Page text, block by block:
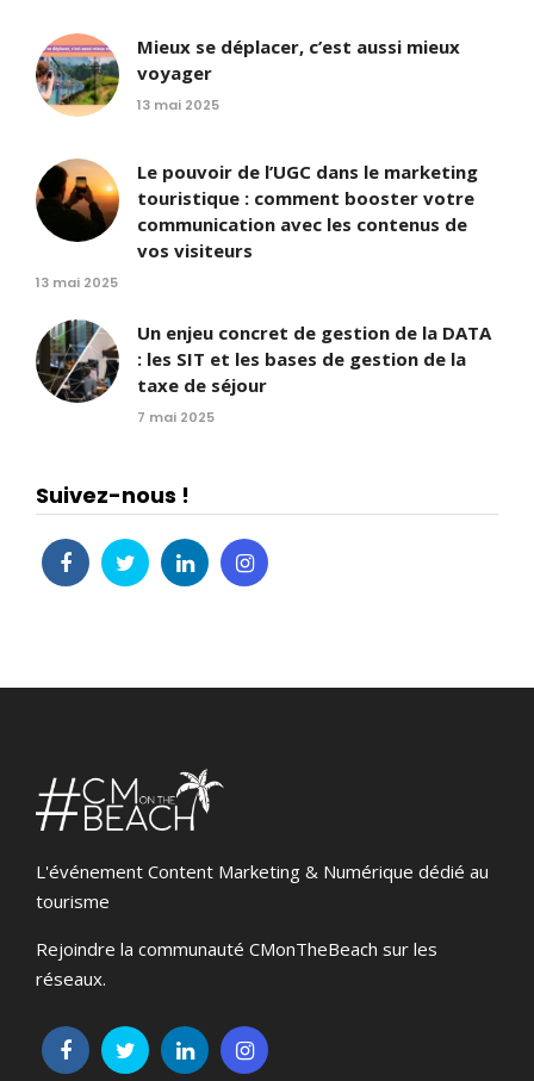
Mieux se déplacer, c’est aussi mieux
voyager
13 mai 2025
Le pouvoir de l’UGC dans le marketing
touristique : comment booster votre
communication avec les contenus de
vos visiteurs
13 mai 2025
Un enjeu concret de gestion de la DATA
: les SIT et les bases de gestion de la
taxe de séjour
7 mai 2025
Suivez-nous !
L'événement Content Marketing & Numérique dédié au
tourisme
Rejoindre la communauté CMonTheBeach sur les
réseaux.